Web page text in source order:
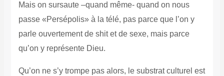
Mais on sursaute –quand même- quand on nous
passe «Persépolis» à la télé, pas parce que l’on y
parle ouvertement de shit et de sexe, mais parce
qu’on y représente Dieu.
Qu’on ne s’y trompe pas alors, le substrat culturel est